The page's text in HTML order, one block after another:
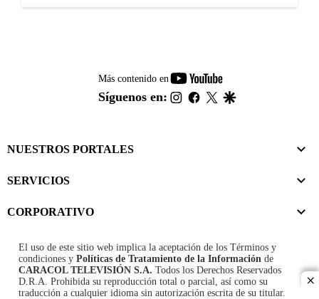
Más contenido en
youtube-
footer
Síguenos en: instagram
facebook
twitter
NUESTROS PORTALES
SERVICIOS
CORPORATIVO
El uso de este sitio web implica la aceptación de los Términos y
condiciones y Políticas de Tratamiento de la Información de
CARACOL TELEVISIÓN S.A. Todos los Derechos Reservados
D.R.A. Prohibida su reproducción total o parcial, así como su
traducción a cualquier idioma sin autorización escrita de su titular.